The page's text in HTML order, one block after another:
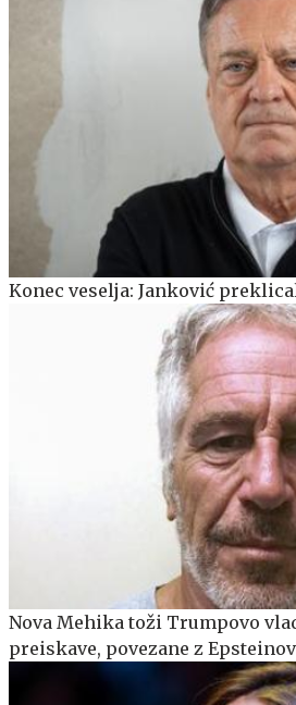
Konec veselja: Janković
Nova Mehika toži Trumpovo
preiskave, povezane z